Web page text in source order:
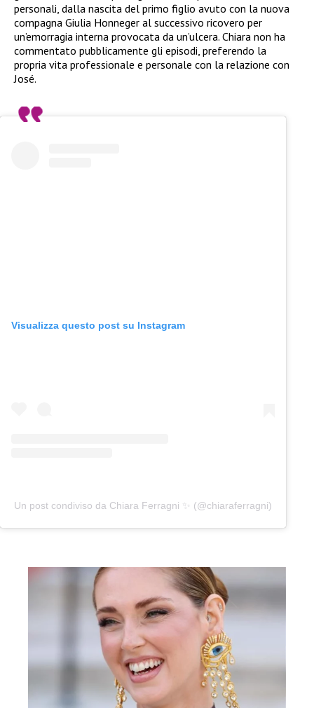
personali, dalla nascita del primo figlio avuto con la nuova
compagna Giulia Honneger al successivo ricovero per
un’emorragia interna provocata da un’ulcera. Chiara non ha
commentato pubblicamente gli episodi, preferendo la
propria vita professionale e personale con la relazione con
José.
Visualizza questo post su Instagram
Un post condiviso da Chiara Ferragni ✨ (@chiaraferragni)